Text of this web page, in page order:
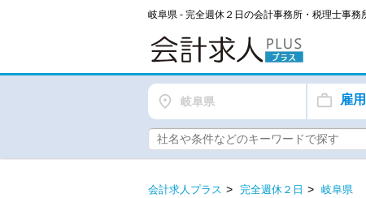
岐阜県 - 完全週休２日の会計事務所・税理士事務
岐阜県 雇
会計求人プラス 完全週休２日
岐阜県